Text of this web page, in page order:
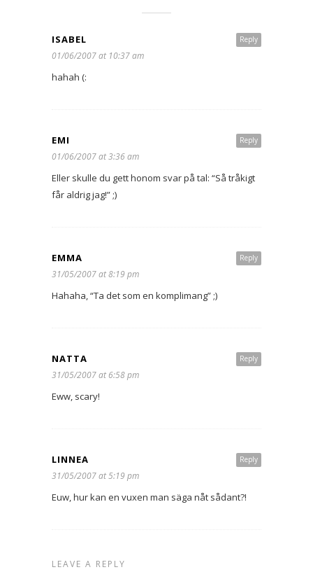
Reply
ISABEL
01/06/2007 at 10:37 am
hahah (:
Reply
EMI
01/06/2007 at 3:36 am
Eller skulle du gett honom svar på tal: “Så tråkigt
får aldrig jag!” ;)
Reply
EMMA
31/05/2007 at 8:19 pm
Hahaha, “Ta det som en komplimang” ;)
Reply
NATTA
31/05/2007 at 6:58 pm
Eww, scary!
Reply
LINNEA
31/05/2007 at 5:19 pm
Euw, hur kan en vuxen man säga nåt sådant?!
LEAVE A REPLY